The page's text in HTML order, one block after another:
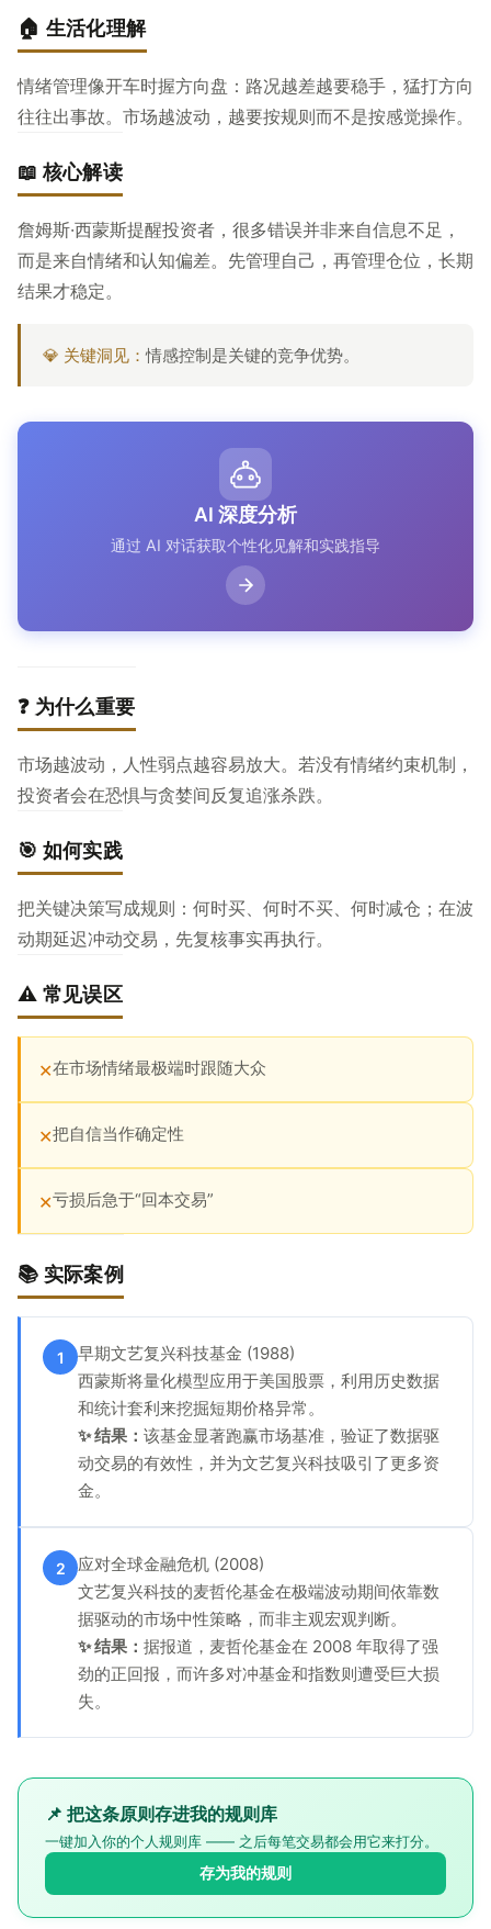
🏠 生活化理解
情绪管理像开车时握方向盘：路况越差越要稳手，猛打方向
往往出事故。市场越波动，越要按规则而不是按感觉操作。
📖 核心解读
詹姆斯·西蒙斯提醒投资者，很多错误并非来自信息不足，
而是来自情绪和认知偏差。先管理自己，再管理仓位，长期
结果才稳定。
💎 关键洞见：情感控制是关键的竞争优势。
AI 深度分析
通过 AI 对话获取个性化见解和实践指导
❓ 为什么重要
市场越波动，人性弱点越容易放大。若没有情绪约束机制，
投资者会在恐惧与贪婪间反复追涨杀跌。
🎯 如何实践
把关键决策写成规则：何时买、何时不买、何时减仓；在波
动期延迟冲动交易，先复核事实再执行。
⚠️ 常见误区
✕在市场情绪最极端时跟随大众
✕把自信当作确定性
✕亏损后急于“回本交易”
📚 实际案例
1
早期文艺复兴科技基金 (1988)
西蒙斯将量化模型应用于美国股票，利用历史数据
和统计套利来挖掘短期价格异常。
✨ 结果： 该基金显著跑赢市场基准，验证了数据驱
动交易的有效性，并为文艺复兴科技吸引了更多资
金。
2
应对全球金融危机 (2008)
文艺复兴科技的麦哲伦基金在极端波动期间依靠数
据驱动的市场中性策略，而非主观宏观判断。
✨ 结果： 据报道，麦哲伦基金在 2008 年取得了强
劲的正回报，而许多对冲基金和指数则遭受巨大损
失。
📌 把这条原则存进我的规则库
一键加入你的个人规则库 —— 之后每笔交易都会用它来打分。
存为我的规则